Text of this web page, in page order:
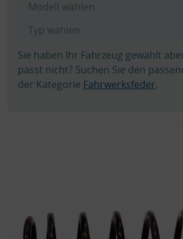
Sie haben Ihr Fahrzeug gewählt
passt nicht? Suchen Sie den
der Kategorie Fahrwerksfeder.